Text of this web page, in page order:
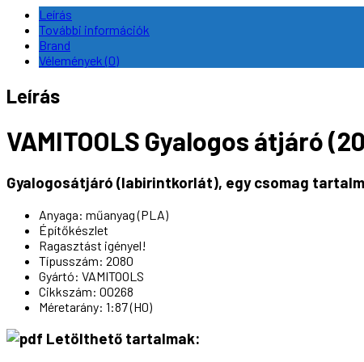
Leírás
További információk
Brand
Vélemények (0)
Leírás
VAMITOOLS Gyalogos átjáró
Gyalogosátjáró (labirintkorlát), egy csomag
Anyaga: műanyag (PLA)
Építőkészlet
Ragasztást igényel!
Típusszám: 2080
Gyártó: VAMITOOLS
Cikkszám: 00268
Méretarány: 1:87 (H0)
Letölthető tartalmak: